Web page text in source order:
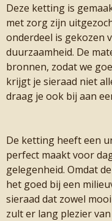
Deze ketting is
met zorg zijn
onderdeel is gekozen
duurzaamheid. De
bronnen, zodat we
krijgt je sieraad niet
draag je ook bij aan
De ketting heeft een
perfect maakt voor
gelegenheid. Omdat
het goed bij een
sieraad dat zowel
zult er lang plezier